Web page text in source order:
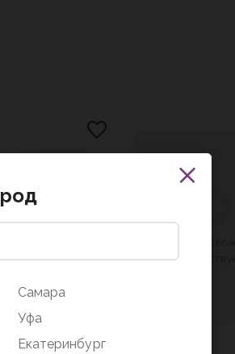
Самара
Уфа
Екатеринбург